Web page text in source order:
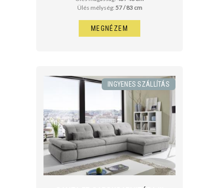
Ülés mélység: 57 / 83 cm
MEGNÉZEM
INGYENES SZÁLLÍTÁS